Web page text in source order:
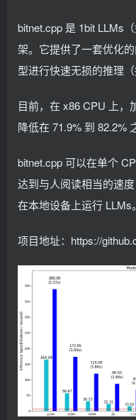
bitnet.cpp 是 1bit LLMs
架。它提供了一套优化
型进行快速无损的推理
目前，在 x86 CPU 上，
降低在 71.9% 到 82.2%
bitnet.cpp 可以在单个
达到与人阅读相当的速
在本地设备上运行 LLMs。
项目地址：https://